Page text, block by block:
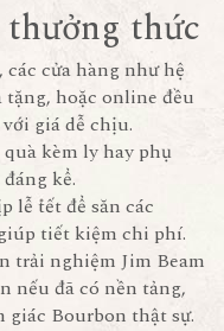
thức
cửa hàng như hệ
hoặc online đều
giá dễ chịu.
kèm ly hay phụ
kể.
lễ tết để săn các
tiết kiệm chi phí.
trải nghiệm Jim Beam
nếu đã có nền tảng,
giác Bourbon thật sự.